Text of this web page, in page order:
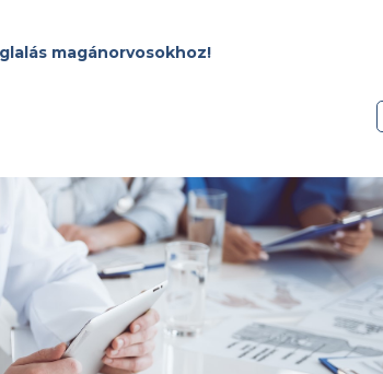
magánorvosokhoz!